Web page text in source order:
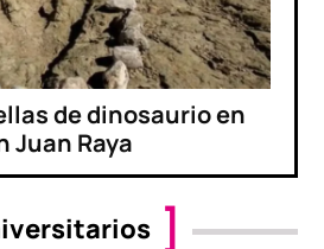
de dinosaurio en
Juan Raya